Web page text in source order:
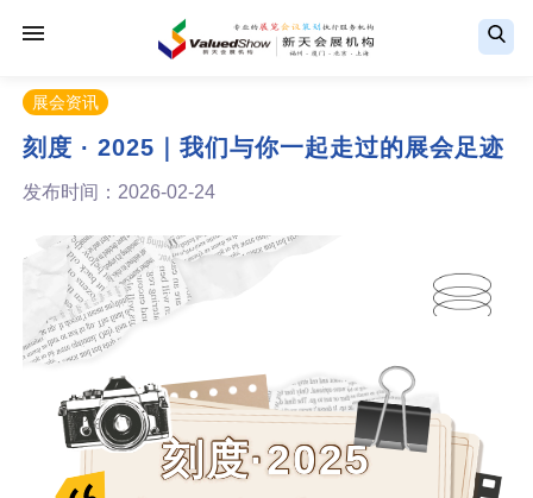
展会资讯
刻度 · 2025｜我们与你一起走过的展会足迹
发布时间：2026-02-24
刻度·2025